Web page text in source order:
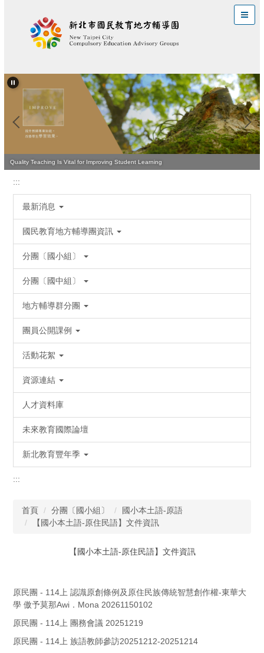
區
Quality Teaching Is Vital for Improving Student Learning
:::
最新消息
國民教育地方輔導團資訊
分團〔國小組〕
分團〔國中組〕
地方輔導群分團
團員公開課例
活動花絮
資源連結
人才資料庫
未來教育國際論壇
新北教育豐年季
:::
首頁 分團〔國小組〕
國小本土語-原語
【國小本土語-原住民語】文件資訊
【國小本土語-原住民語】文件資訊
原民團 - 114上 認識原創條例及原住民族傳統智慧創作權-東華大
學 傲予莫那Awi．Mona 20261150102
原民團 - 114上 團務會議 20251219
原民團 - 114上 族語教師參訪20251212-20251214